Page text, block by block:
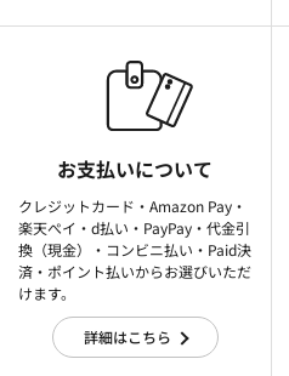
お支払いについて
クレジットカード・Amazon Pay・
楽天ぺイ・d払い・PayPay・代金引
換（現金）・コンビニ払い・Paid決
済・ポイント払いからお選びいただ
けます。
詳細はこちら